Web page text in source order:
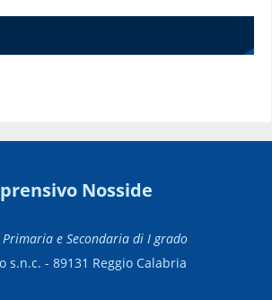
Nosside
e Secondaria di I grado
s.n.c. - 89131 Reggio Calabria